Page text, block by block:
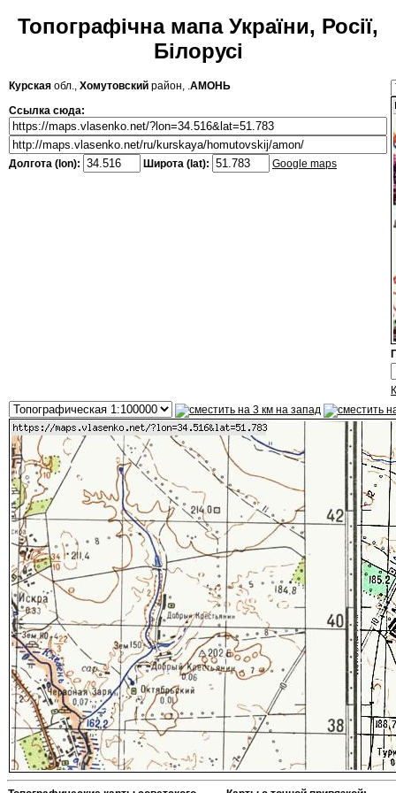
Топографічна мапа України, Росії,
Білорусі
Курская обл., Хомутовский район, .АМОНЬ
Ссылка сюда:
Долгота (lon): Широта (lat): Google maps